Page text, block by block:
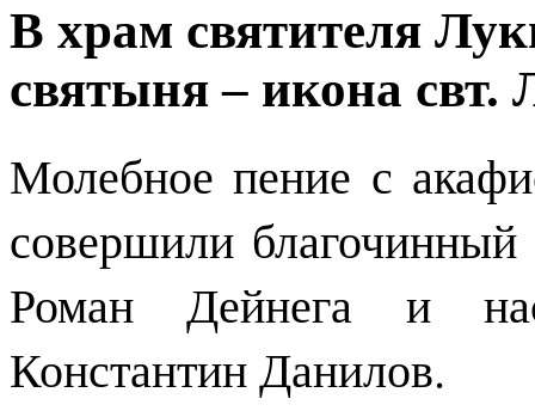
В храм святителя
святыня – икона свт.
Молебное пение с
совершили благочинный
Роман Дейнега и
Константин Данилов.